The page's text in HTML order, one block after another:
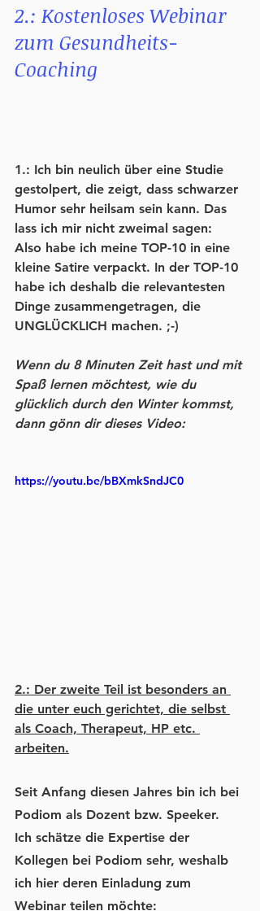
2.: Kostenloses Webinar
zum Gesundheits-
Coaching
1.: Ich bin neulich über eine Studie
gestolpert, die zeigt, dass schwarzer
Humor sehr heilsam sein kann. Das
lass ich mir nicht zweimal sagen:
Also habe ich meine TOP-10 in eine
kleine Satire verpackt. In der TOP-10
habe ich deshalb die relevantesten
Dinge zusammengetragen, die
UNGLÜCKLICH machen. ;-)
Wenn du 8 Minuten Zeit hast und mit
Spaß lernen möchtest, wie du
glücklich durch den Winter kommst,
dann gönn dir dieses Video:
https://youtu.be/bBXmkSndJC0
2.: Der zweite Teil ist besonders an
die unter euch gerichtet, die selbst
als Coach, Therapeut, HP etc.
arbeiten.
Seit Anfang diesen Jahres bin ich bei
Podiom als Dozent bzw. Speeker.
Ich schätze die Expertise der
Kollegen bei Podiom sehr, weshalb
ich hier deren Einladung zum
Webinar teilen möchte: